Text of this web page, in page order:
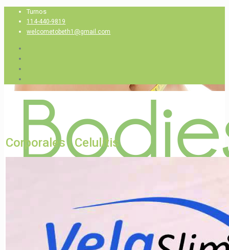
Turnos
114-440-9819
welcometobeth1@gmail.com
Corporales |Celulitis